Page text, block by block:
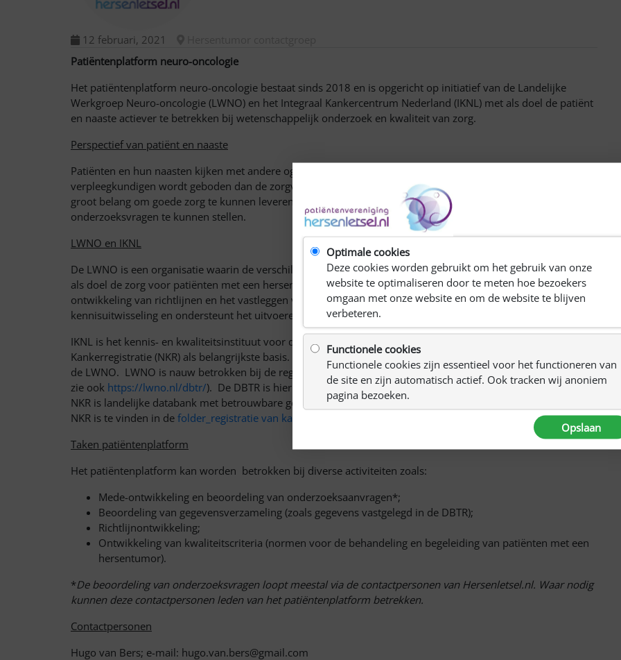
12 februari, 2021
Patiëntenplatform neuro-oncologie
Het patiëntenplatform neuro-oncologie bestaat sinds 2018 en is opgericht op initiatief van de Landelijke
Werkgroep Neuro-oncologie (LWNO) en het Integraal Kankercentrum Nederland (IKNL) met als doel de patiënt
en naaste actiever te betrekken bij wetenschappelijk onderzoek en kwaliteit van zorg.
Perspectief van patiënt en naaste
Patiënten en hun naasten kijken met andere ogen naar hun ziekte en naar de zorg die door artsen en
verpleegkundigen wordt geboden dan de zorgverleners. De ervaringen van patiënten en naasten zijn van
groot belang om goede zorg te kunnen leveren, goede richtlijnen te kunnen maken en ook om de juiste
onderzoeksvragen te kunnen stellen.
LWNO en IKNL
De LWNO is een organisatie waarin de verschillende artsen en verpleegkundig specialisten samenwerken met
als doel de zorg voor patiënten met een hersentumor te verbeteren. De LWNO houdt zich bezig met
ontwikkeling van richtlijnen en het vastleggen van kwaliteitscriteria. Daarnaast bevordert de LWNO
kennisuitwisseling en ondersteunt het uitvoeren van wetenschappelijk onderzoek.
IKNL is het kennis- en kwaliteitsinstituut voor de oncologische en palliatieve zorg met de Nederlandse
Kankerregistratie (NKR) als belangrijkste basis. Het team neuro-oncologie van IKNL werkt intensief samen met
de LWNO. LWNO is nauw betrokken bij de registratie van gegevens in de Dutch Brain Tumour Registry (DBTR;
zie ook https://lwno.nl/dbtr/). De DBTR is hierin onderdeel van de Nederlandse Kankerregistratie (NKR). De
NKR is landelijke databank met betrouwbare gegevens van alle patiënten met kanker. Meer informatie over de
NKR is te vinden in de folder_registratie van kanker
Taken patiëntenplatform
Het patiëntenplatform kan worden betrokken bij diverse activiteiten zoals:
Mede-ontwikkeling en beoordeling van onderzoeksaanvragen*;
Beoordeling van gegevensverzameling (zoals gegevens vastgelegd in de DBTR);
Richtlijnontwikkeling;
Ontwikkeling van kwaliteitscriteria (normen voor de behandeling en begeleiding van patiënten met een
hersentumor).
*De beoordeling van onderzoeksvragen loopt meestal via de contactpersonen van Hersenletsel.nl. Waar nodig
kunnen deze contactpersonen leden van het patiëntenplatform betrekken.
Contactpersonen
Hugo van Bers; e-mail: hugo.van.bers@gmail.com
Optimale cookies
Deze cookies worden gebruikt om het gebruik van onze
website te optimaliseren door te meten hoe bezoekers
omgaan met onze website en om de website te blijven
verbeteren.
Functionele cookies
Functionele cookies zijn essentieel voor het functioneren van
de site en zijn automatisch actief. Ook tracken wij anoniem
pagina bezoeken.
Opslaan